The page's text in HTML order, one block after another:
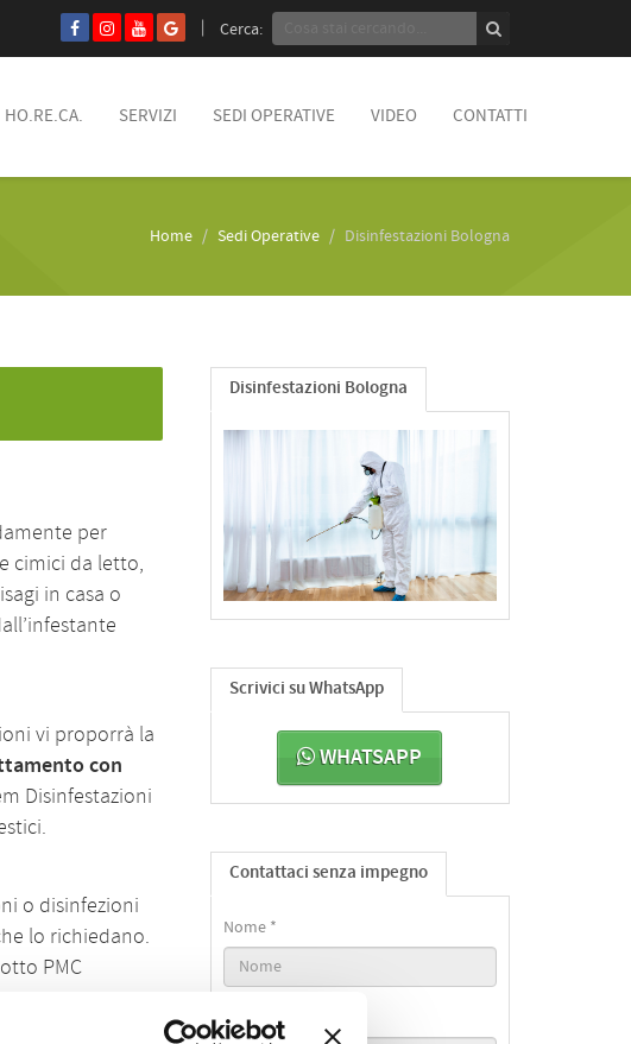
Cerca:
HO.RE.CA. SERVIZI SEDI OPERATIVE VIDEO CONTATTI
Home Sedi Operative Disinfestazioni Bologna
per
cimici da letto,
in casa o
vi proporrà la
con
Disinfestazioni
o disinfezioni
lo richiedano.
PMC
Disinfestazioni Bologna
Scrivici su WhatsApp
WHATSAPP
Contattaci senza impegno
Nome *
Email *